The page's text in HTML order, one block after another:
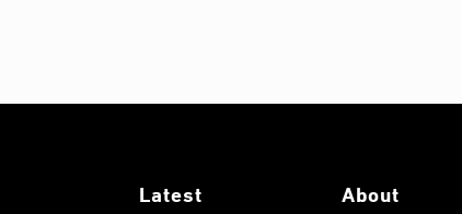
About
Latest